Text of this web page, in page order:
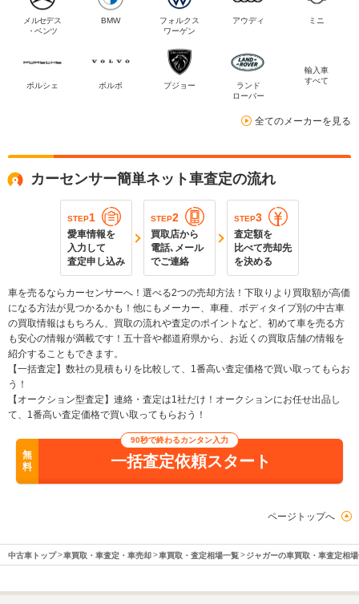
メルセデス
・ベンツ
BMW
フォルクス
ワーゲン
アウディ ミニ
ポルシェ ボルボ プジョー
ランド
ローバー
輸入車
すべて
全てのメーカーを見る
カーセンサー簡単ネット車査定の流れ
STEP1
愛車情報を
入力して
査定申し込み
STEP2
買取店から
電話､メール
でご連絡
STEP3
査定額を
比べて売却先
を決める
車を売るならカーセンサーへ！選べる2つの売却方法！下取りより買取額が高価
になる方法が見つかるかも！他にもメーカー、車種、ボディタイプ別の中古車
の買取情報はもちろん、買取の流れや査定のポイントなど、初めて車を売る方
も安心の情報が満載です！五十音や都道府県から、お近くの買取店舗の情報を
紹介することもできます。
【一括査定】数社の見積もりを比較して、1番高い査定価格で買い取ってもらお
う！
【オークション型査定】連絡・査定は1社だけ！オークションにお任せ出品し
て、1番高い査定価格で買い取ってもらおう！
無
料
90秒で終わるカンタン入力
一括査定依頼スタート
ページトップへ
中古車トップ 車買取・車査定・車売却 車買取・査定相場一覧 ジャガーの車買取・車査定相